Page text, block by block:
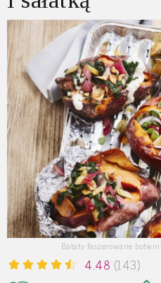
Bataty faszerowane
4.48 (143)